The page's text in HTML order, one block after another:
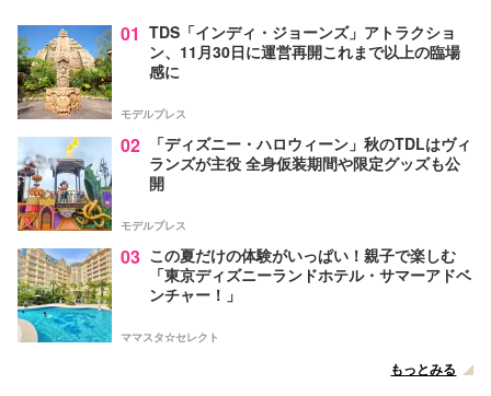
01 TDS「インディ・ジョーンズ」アトラクショ
ン、11月30日に運営再開これまで以上の臨場
感に
モデルプレス
02
「ディズニー・ハロウィーン」秋のTDLはヴィ
ランズが主役 全身仮装期間や限定グッズも公
開
モデルプレス
03 この夏だけの体験がいっぱい！親子で楽しむ
「東京ディズニーランドホテル・サマーアドベ
ンチャー！」
ママスタ☆セレクト
もっとみる